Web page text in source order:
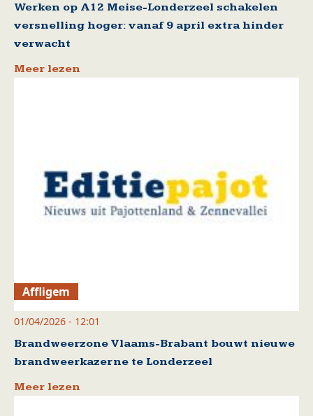
Werken op A12 Meise-Londerzeel schakelen
versnelling hoger: vanaf 9 april extra hinder
verwacht
Meer lezen
Affligem
01/04/2026 - 12:01
Brandweerzone Vlaams-Brabant bouwt nieuwe
brandweerkazerne te Londerzeel
Meer lezen